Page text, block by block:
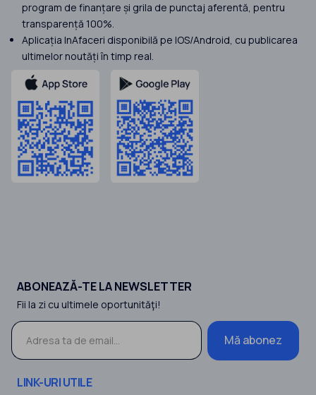
program de finanțare și grila de punctaj aferentă, pentru
transparență 100%.
Aplicația InAfaceri disponibilă pe IOS/Android, cu publicarea
ultimelor noutăți în timp real.
ABONEAZĂ-TE LA NEWSLETTER
Fii la zi cu ultimele oportunităţi!
Mă abonez
LINK-URI UTILE